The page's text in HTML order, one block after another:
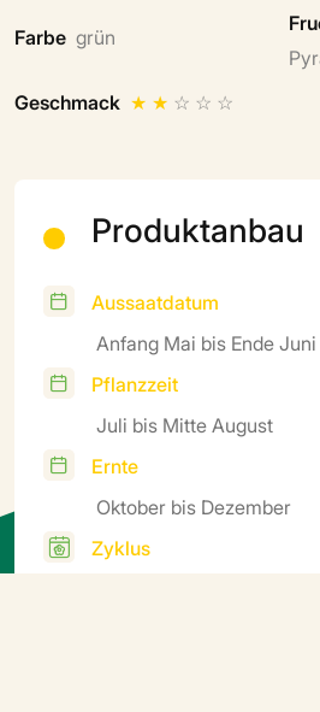
Farbe grün
Geschmack ★ ★ ☆ ☆ ☆
Produktanbau
Aussaatdatum
Anfang Mai bis Ende Juni
Pflanzzeit
Juli bis Mitte August
Ernte
Oktober bis Dezember
Zyklus